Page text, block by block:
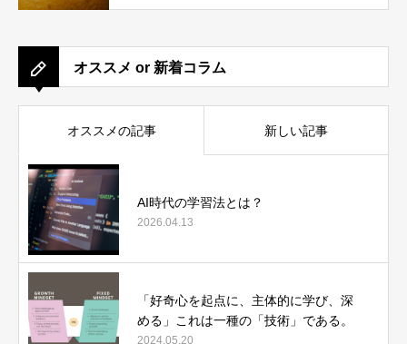
オススメ or 新着コラム
オススメの記事 新しい記事
AI時代の学習法とは？
2026.04.13
「好奇心を起点に、主体的に学び、深
める」これは一種の「技術」である。
2024.05.20